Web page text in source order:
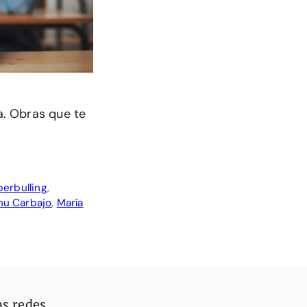
Obras que te
,
Carbajo, María